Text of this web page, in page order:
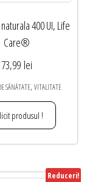
400 UI, Life
Care®
73,99 lei
SĂNĂTATE, VITALITATE
produsul !
Reduceri!